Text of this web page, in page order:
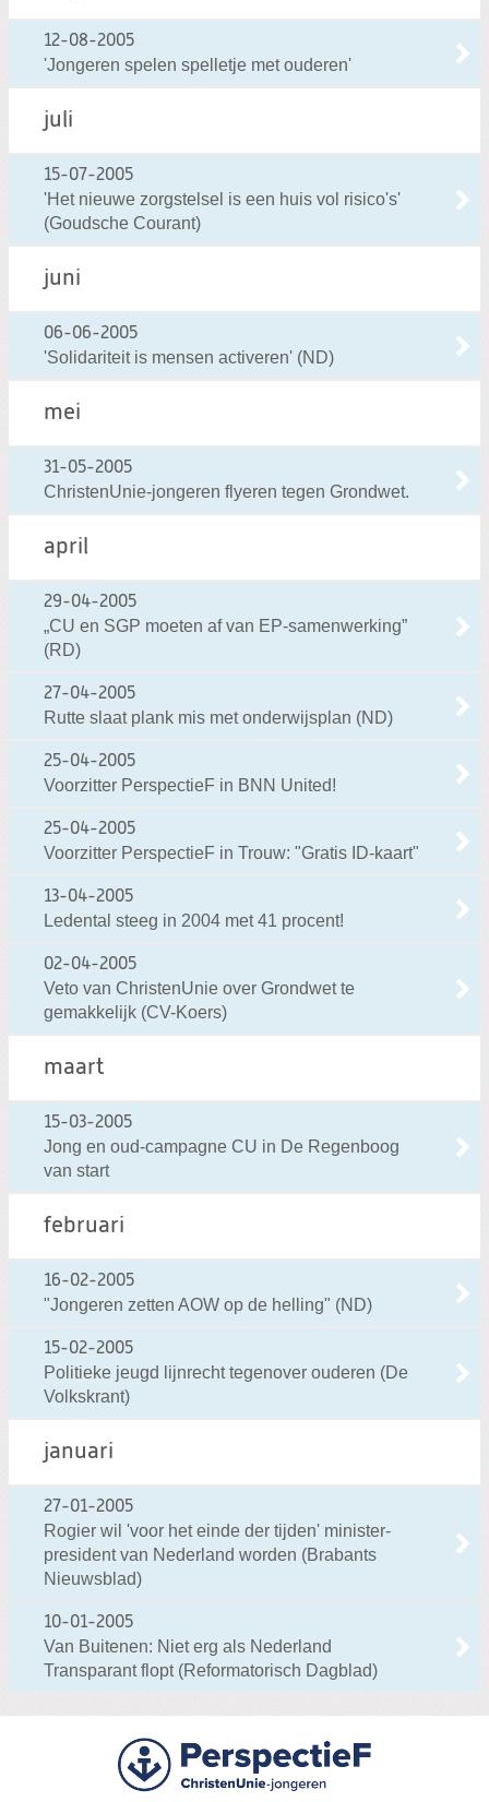
12-08-2005
'Jongeren spelen spelletje met ouderen'
juli
15-07-2005
'Het nieuwe zorgstelsel is een huis vol risico's'
(Goudsche Courant)
juni
06-06-2005
'Solidariteit is mensen activeren' (ND)
mei
31-05-2005
ChristenUnie-jongeren flyeren tegen Grondwet.
april
29-04-2005
„CU en SGP moeten af van EP-samenwerking”
(RD)
27-04-2005
Rutte slaat plank mis met onderwijsplan (ND)
25-04-2005
Voorzitter PerspectieF in BNN United!
25-04-2005
Voorzitter PerspectieF in Trouw: "Gratis ID-kaart"
13-04-2005
Ledental steeg in 2004 met 41 procent!
02-04-2005
Veto van ChristenUnie over Grondwet te
gemakkelijk (CV-Koers)
maart
15-03-2005
Jong en oud-campagne CU in De Regenboog
van start
februari
16-02-2005
"Jongeren zetten AOW op de helling" (ND)
15-02-2005
Politieke jeugd lijnrecht tegenover ouderen (De
Volkskrant)
januari
27-01-2005
Rogier wil 'voor het einde der tijden' minister-
president van Nederland worden (Brabants
Nieuwsblad)
10-01-2005
Van Buitenen: Niet erg als Nederland
Transparant flopt (Reformatorisch Dagblad)